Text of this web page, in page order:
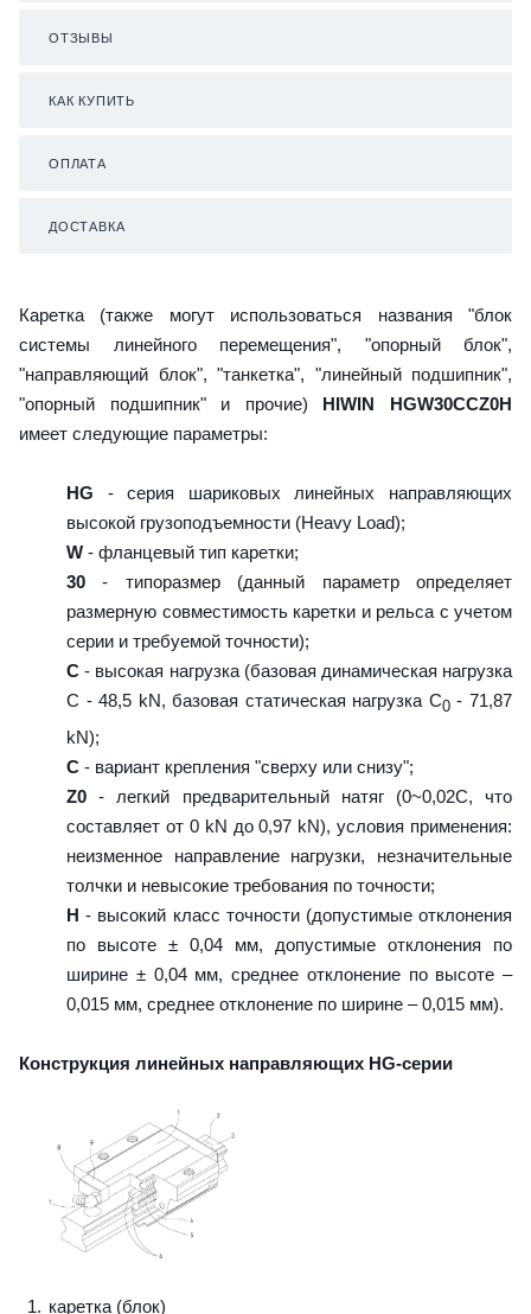
ОТЗЫВЫ
КАК КУПИТЬ
ОПЛАТА
ДОСТАВКА
Каретка (также могут использоваться названия "блок
системы линейного перемещения", "опорный блок",
"направляющий блок", "танкетка", "линейный подшипник",
"опорный подшипник" и прочие) HIWIN HGW30CCZ0H
имеет следующие параметры:
HG - серия шариковых линейных направляющих
высокой грузоподъемности (Heavy Load);
W - фланцевый тип каретки;
30 - типоразмер (данный параметр определяет
размерную совместимость каретки и рельса с учетом
серии и требуемой точности);
C - высокая нагрузка (базовая динамическая нагрузка
C - 48,5 kN, базовая статическая нагрузка С0- 71,87
kN);
C - вариант крепления "сверху или снизу";
Z0 - легкий предварительный натяг (0~0,02C, что
составляет от 0 kN до 0,97 kN), условия применения:
неизменное направление нагрузки, незначительные
толчки и невысокие требования по точности;
H - высокий класс точности (допустимые отклонения
по высоте ± 0,04 мм, допустимые отклонения по
ширине ± 0,04 мм, среднее отклонение по высоте –
0,015 мм, среднее отклонение по ширине – 0,015 мм).
Конструкция линейных направляющих HG-серии
каретка (блок)